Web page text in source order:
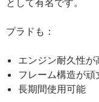
プラドも：
エンジン耐久性が
フレーム構造が頑
長期間使用可能